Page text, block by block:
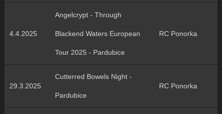
4.4.2025
Angelcrypt - Through
Blackend Waters European
Tour 2025 - Pardubice
RC Ponorka
29.3.2025
Cutterred Bowels Night -
Pardubice
RC Ponorka